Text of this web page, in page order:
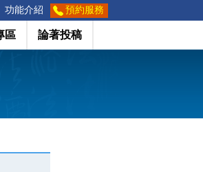
功能介紹 預約服務
區 論著投稿